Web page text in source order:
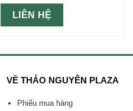
LIÊN HỆ
VỀ THẢO NGUYÊN PLAZA
Phiếu mua hàng